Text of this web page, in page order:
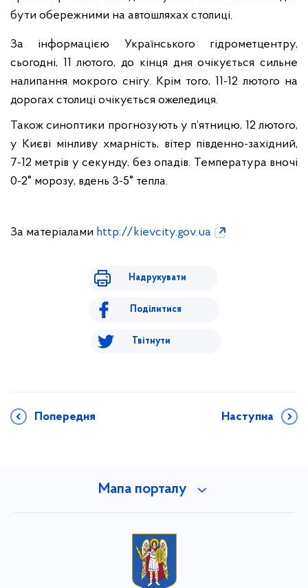
бути обережними на автошляхах столиці.
За інформацією Українського гідрометцентру,
сьогодні, 11 лютого, до кінця дня очікується сильне
налипання мокрого снігу. Крім того, 11-12 лютого на
дорогах столиці очікується ожеледиця.
Також синоптики прогнозують у п’ятницю, 12 лютого,
у Києві мінливу хмарність, вітер південно-західний,
7-12 метрів у секунду, без опадів. Температура вночі
0-2° морозу, вдень 3-5° тепла.
За матеріалами http://kievcity.gov.ua
Надрукувати
Поділитися
Твітнути
Попередня Наступна
Мапа порталу